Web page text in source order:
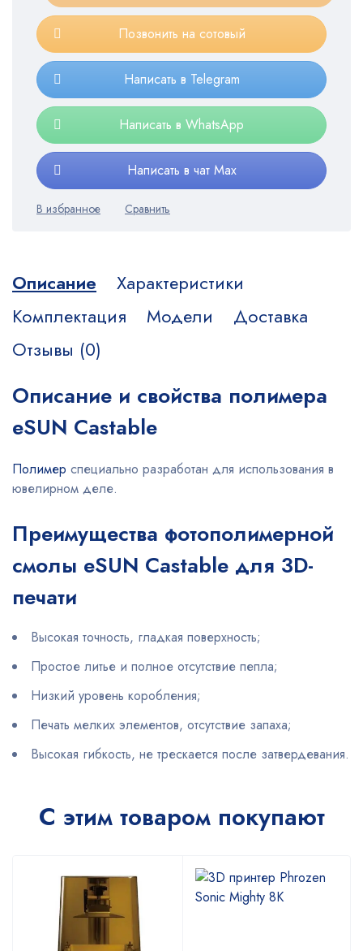
Позвонить на сотовый
Написать в Telegram
Написать в WhatsApp
Написать в чат Max
Описание
Характеристики
Комплектация
Модели
Доставка
Отзывы (0)
Описание и свойства полимера
eSUN Castable
Полимер специально разработан для использования в
ювелирном деле.
Преимущества фотополимерной
смолы eSUN Castable для 3D-
печати
Высокая точность, гладкая поверхность;
Простое литье и полное отсутствие пепла;
Низкий уровень коробления;
Печать мелких элементов, отсутствие запаха;
Высокая гибкость, не трескается после затвердевания.
С этим товаром покупают